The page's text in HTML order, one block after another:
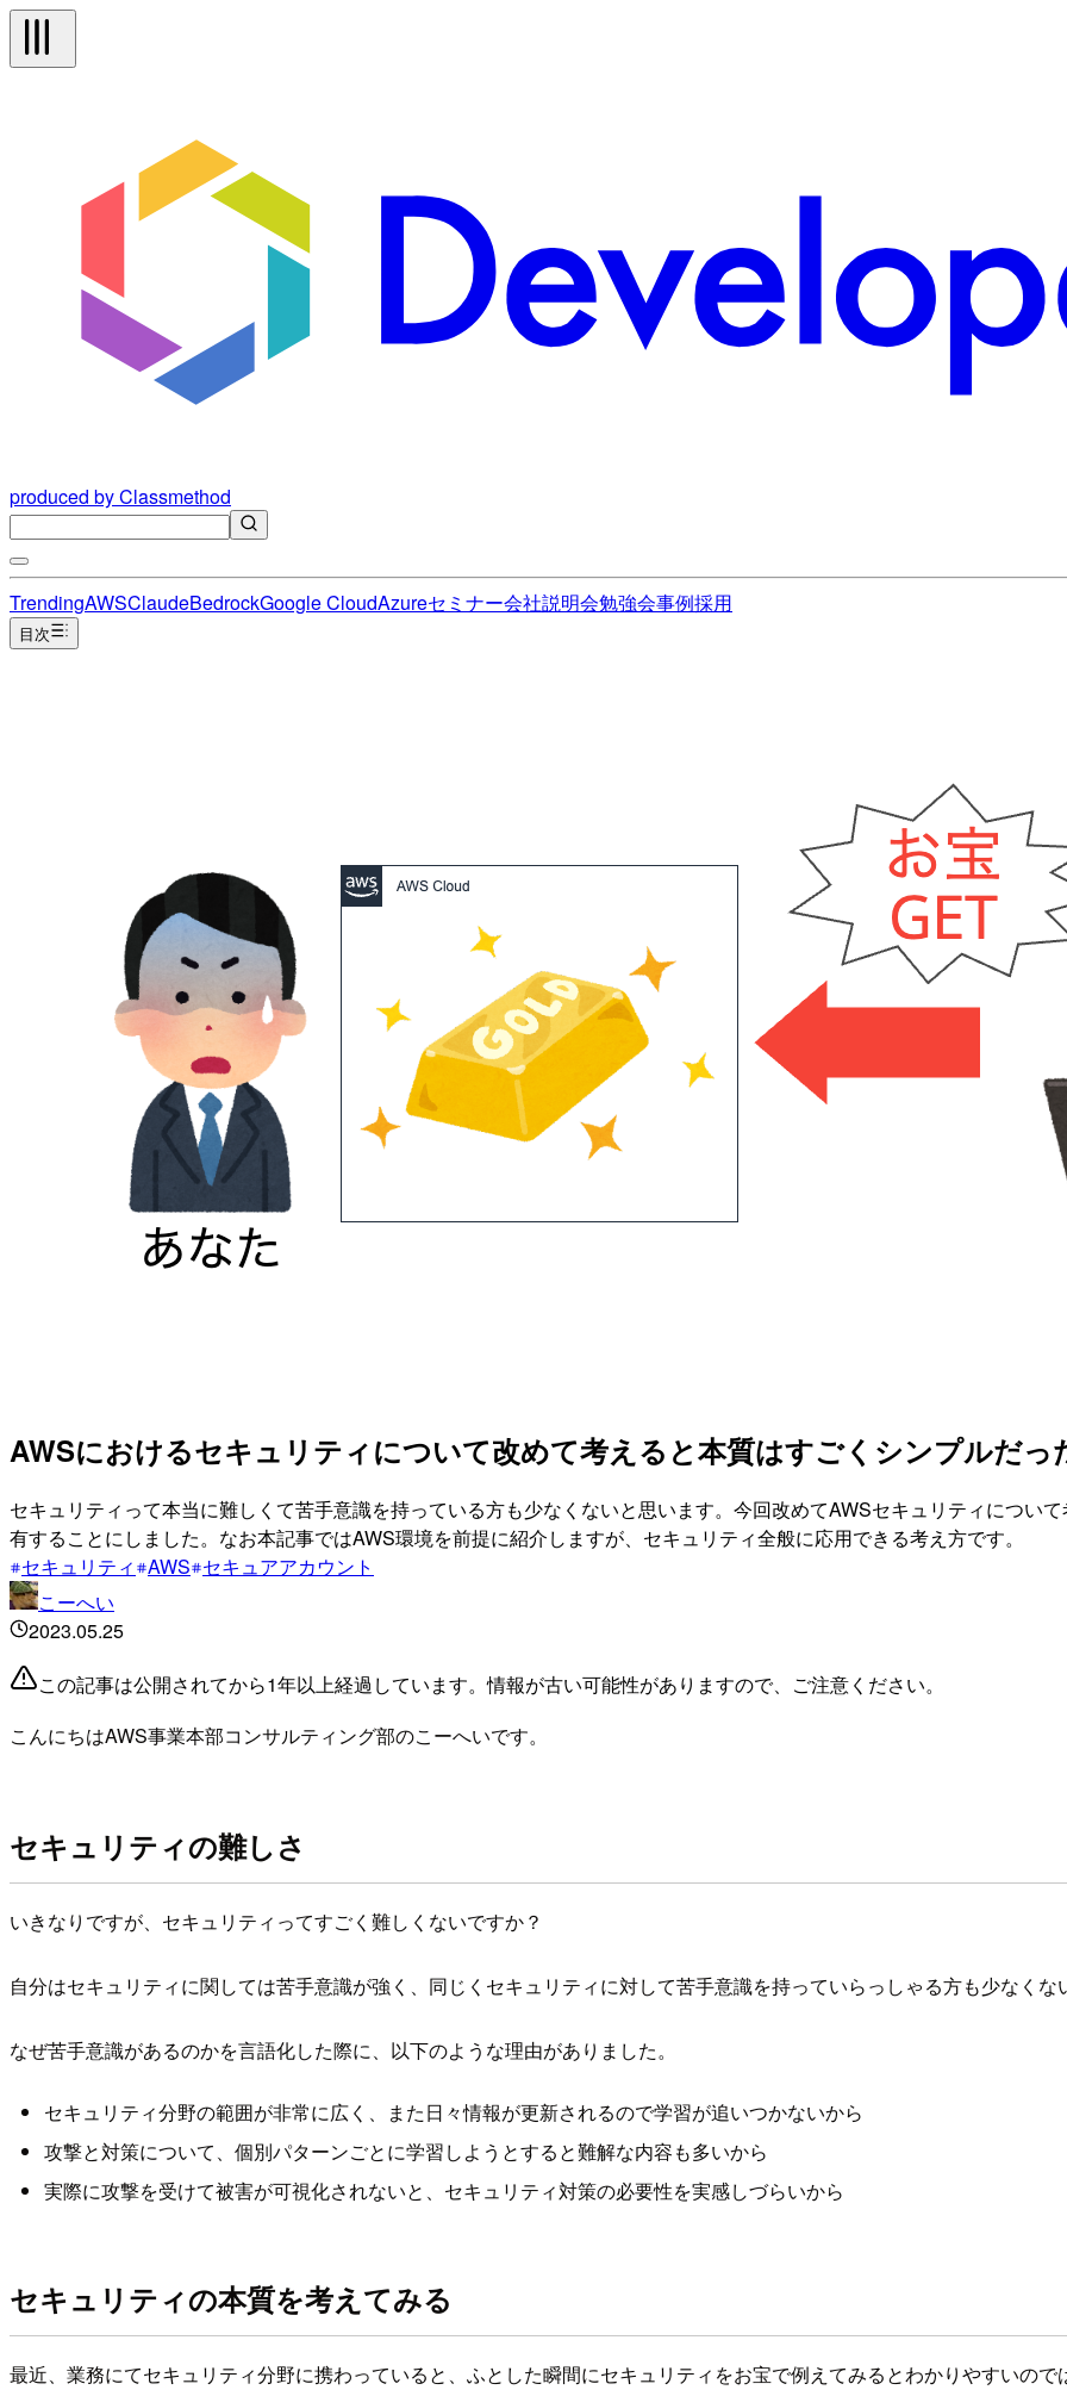
produced by Classmethod
TrendingAWSClaudeBedrockGoogle CloudAzureセミナー会社説明会勉強会事例採用
目次
AWSにおけるセキュリティについて改めて考えると本質はすごくシンプルだっ
セキュリティって本当に難しくて苦手意識を持っている方も少なくないと思います。今回改めてAWSセキュリティについ
有することにしました。なお本記事ではAWS環境を前提に紹介しますが、セキュリティ全般に応用できる考え方です。
セキュリティ AWS セキュアアカウント
こーへい
2023.05.25
この記事は公開されてから1年以上経過しています。情報が古い可能性がありますので、ご注意ください。
こんにちはAWS事業本部コンサルティング部のこーへいです。
セキュリティの難しさ
いきなりですが、セキュリティってすごく難しくないですか？
自分はセキュリティに関しては苦手意識が強く、同じくセキュリティに対して苦手意識を持っていらっしゃる方も少なくな
なぜ苦手意識があるのかを言語化した際に、以下のような理由がありました。
セキュリティ分野の範囲が非常に広く、また日々情報が更新されるので学習が追いつかないから
攻撃と対策について、個別パターンごとに学習しようとすると難解な内容も多いから
実際に攻撃を受けて被害が可視化されないと、セキュリティ対策の必要性を実感しづらいから
セキュリティの本質を考えてみる
最近、業務にてセキュリティ分野に携わっていると、ふとした瞬間にセキュリティをお宝で例えてみるとわかりやすいので